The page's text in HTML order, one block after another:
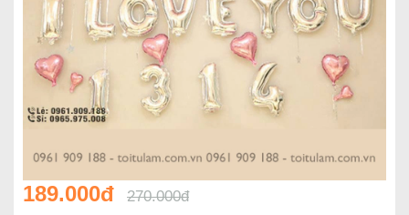
189.000đ 270.000đ